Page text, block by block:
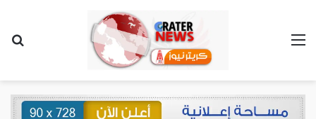
القائمة